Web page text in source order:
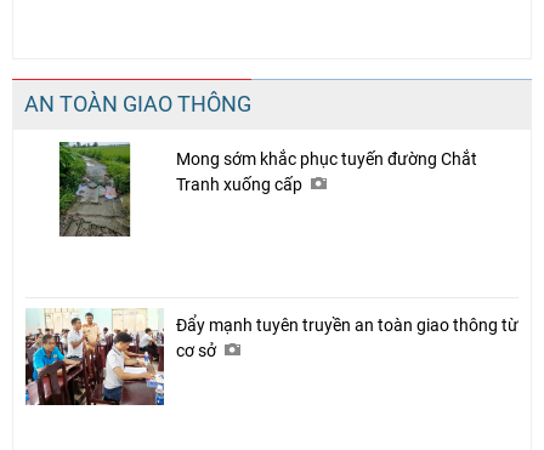
AN TOÀN GIAO THÔNG
Mong sớm khắc phục tuyến đường Chắt
Tranh xuống cấp
Đẩy mạnh tuyên truyền an toàn giao thông từ
cơ sở